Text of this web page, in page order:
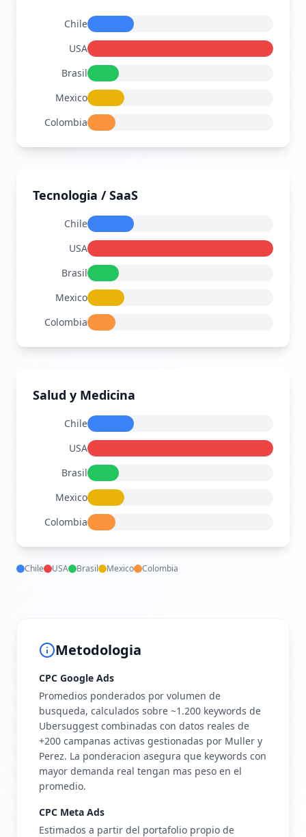
Chile
USA
Brasil
Mexico
Colombia
Tecnologia / SaaS
Chile
USA
Brasil
Mexico
Colombia
Salud y Medicina
Chile
USA
Brasil
Mexico
Colombia
Chile USA Brasil Mexico Colombia
Metodologia
CPC Google Ads
Promedios ponderados por volumen de
busqueda, calculados sobre ~1.200 keywords de
Ubersuggest combinadas con datos reales de
+200 campanas activas gestionadas por Muller y
Perez. La ponderacion asegura que keywords con
mayor demanda real tengan mas peso en el
promedio.
CPC Meta Ads
Estimados a partir del portafolio propio de